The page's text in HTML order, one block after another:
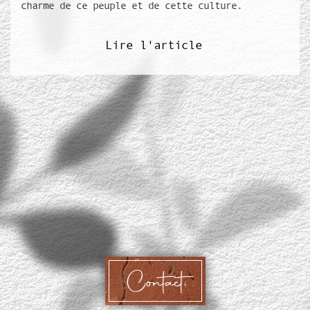
charme de ce peuple et de cette culture.
Lire l'article
Contact